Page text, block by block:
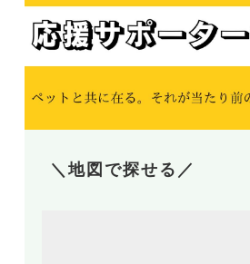
＼地図で探せる／